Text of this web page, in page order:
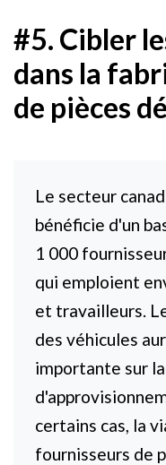
#5. Cibler
dans la
de pièces
Le secteur
bénéficie d'un
1 000
qui emploient
et travailleurs.
des véhicules
importante sur
certains cas, la
fournisseurs de